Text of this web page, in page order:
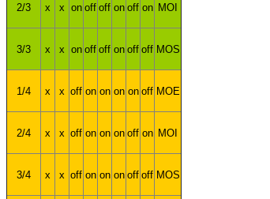
2/3 x x on off off on off on MOI
3/3 x x on off off on off off MOS
1/4 x x off on on on on off MOE
2/4 x x off on on on off on MOI
3/4 x x off on on on off off MOS